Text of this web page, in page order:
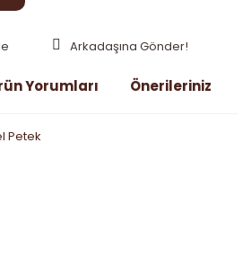
Arkadaşına Gönder!
Yorumları Önerileriniz
Petek